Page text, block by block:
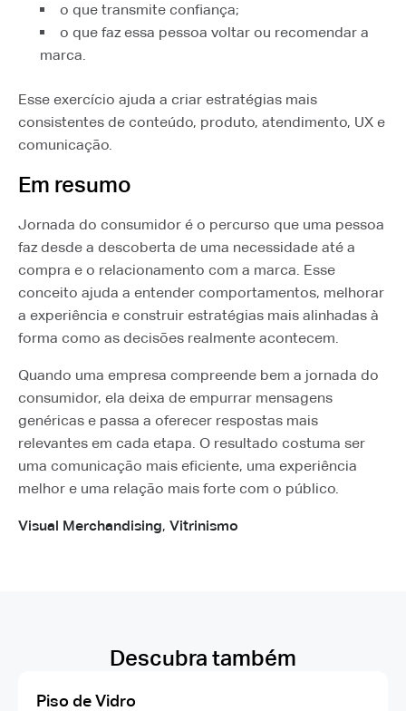
o que transmite confiança;
o que faz essa pessoa voltar ou recomendar a
marca.
Esse exercício ajuda a criar estratégias mais
consistentes de conteúdo, produto, atendimento, UX e
comunicação.
Em resumo
Jornada do consumidor é o percurso que uma pessoa
faz desde a descoberta de uma necessidade até a
compra e o relacionamento com a marca. Esse
conceito ajuda a entender comportamentos, melhorar
a experiência e construir estratégias mais alinhadas à
forma como as decisões realmente acontecem.
Quando uma empresa compreende bem a jornada do
consumidor, ela deixa de empurrar mensagens
genéricas e passa a oferecer respostas mais
relevantes em cada etapa. O resultado costuma ser
uma comunicação mais eficiente, uma experiência
melhor e uma relação mais forte com o público.
Visual Merchandising, Vitrinismo
Descubra também
Piso de Vidro